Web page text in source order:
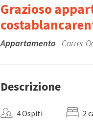
Grazioso
Appartamento- Carrer
Descrizione
4 Ospiti 2